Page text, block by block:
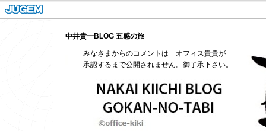
中井貴一BLOG 五感の旅
みなさまからのコメントは オフィス貴貴が
承認するまで公開されません。御了承下さい。